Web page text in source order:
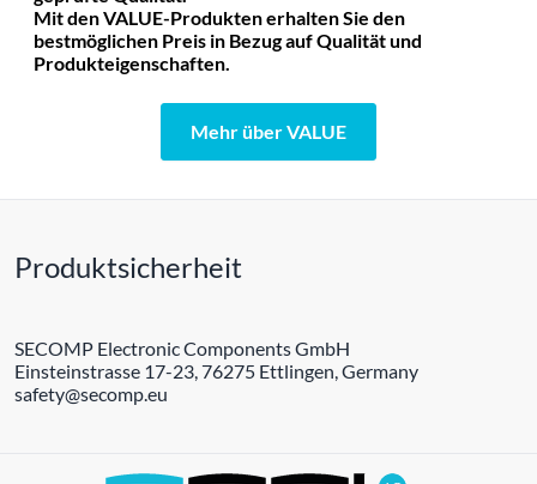
Mit den VALUE-Produkten erhalten Sie den
bestmöglichen Preis in Bezug auf Qualität und
Produkteigenschaften.
Mehr über VALUE
Produktsicherheit
SECOMP Electronic Components GmbH
Einsteinstrasse 17-23, 76275 Ettlingen, Germany
safety@secomp.eu